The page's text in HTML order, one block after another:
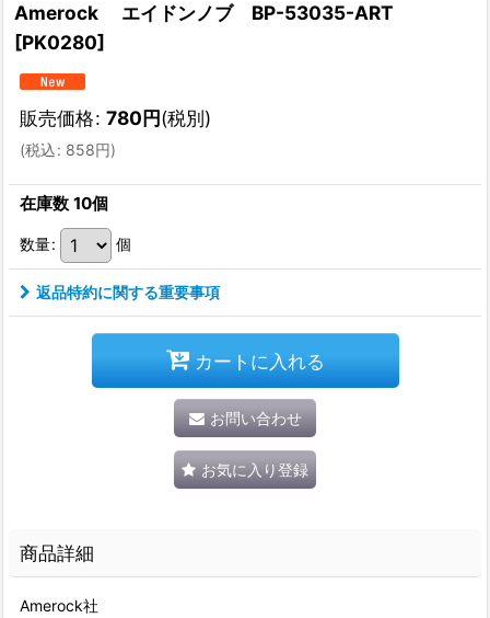
Amerock エイドンノブ BP-53035-ART
[PK0280]
販売価格: 780円(税別)
(税込: 858円)
在庫数 10個
数量: 個
返品特約に関する重要事項
カートに入れる
お問い合わせ
お気に入り登録
商品詳細
Amerock社